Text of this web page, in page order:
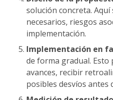
solución concreta.
necesarios, riesgos
implementación.
Implementación en
de forma gradual.
avances, recibir
posibles desvíos antes